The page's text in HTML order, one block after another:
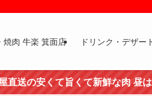
焼肉 牛楽 箕面店 ドリンク・デザー
旨くて新鮮な肉 昼は焼肉ラン